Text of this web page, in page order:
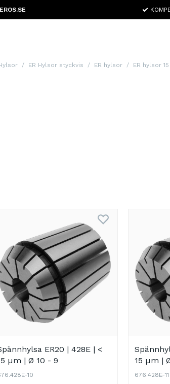
ER Hylsor styckvis ER hylsor ER hylsor
ER20 | 428E | <
µm | Ø 10 - 9
10
15 µm |
676.428E-11